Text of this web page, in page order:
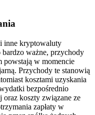
inne kryptowaluty
ważne, przychody
powstają w momencie
Przychody te stanowią
kosztami uzyskania
bezpośrednio
koszty związane ze
zapłaty w